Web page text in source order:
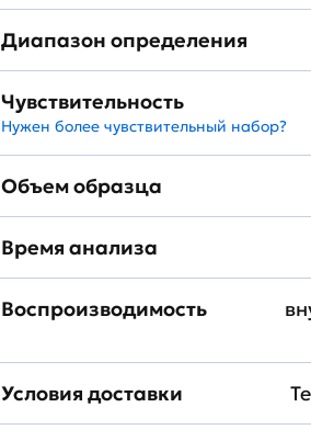
Диапазон определения
Чувствительность
Нужен более чувствительный набор?
Объем образца
Время анализа
Воспроизводимость
Условия доставки